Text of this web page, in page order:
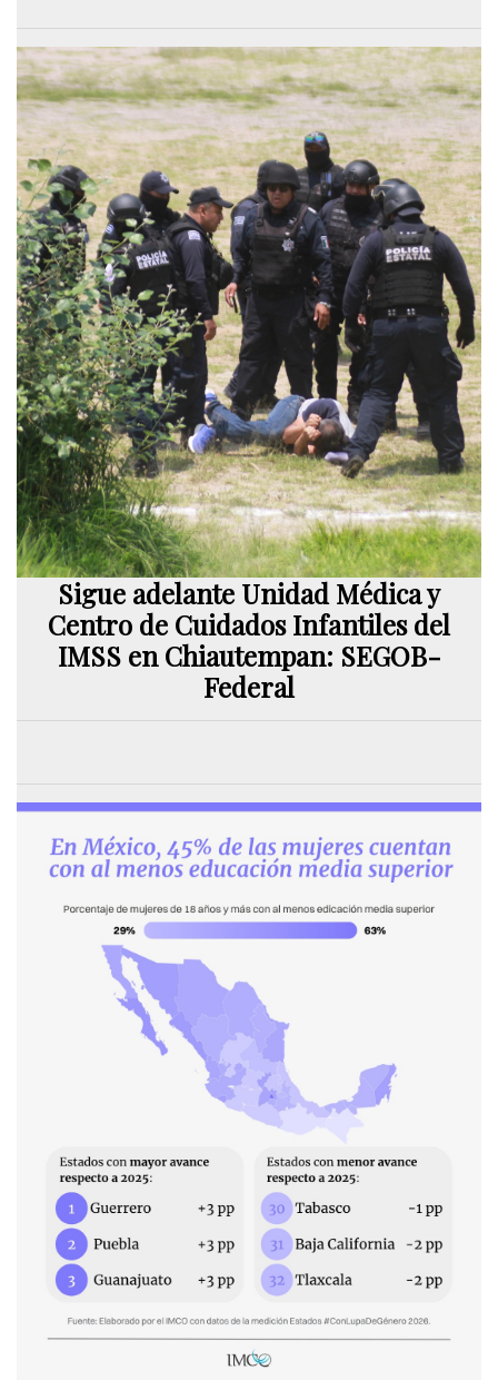
Sigue adelante Unidad Médica y
Centro de Cuidados Infantiles del
IMSS en Chiautempan: SEGOB-
Federal